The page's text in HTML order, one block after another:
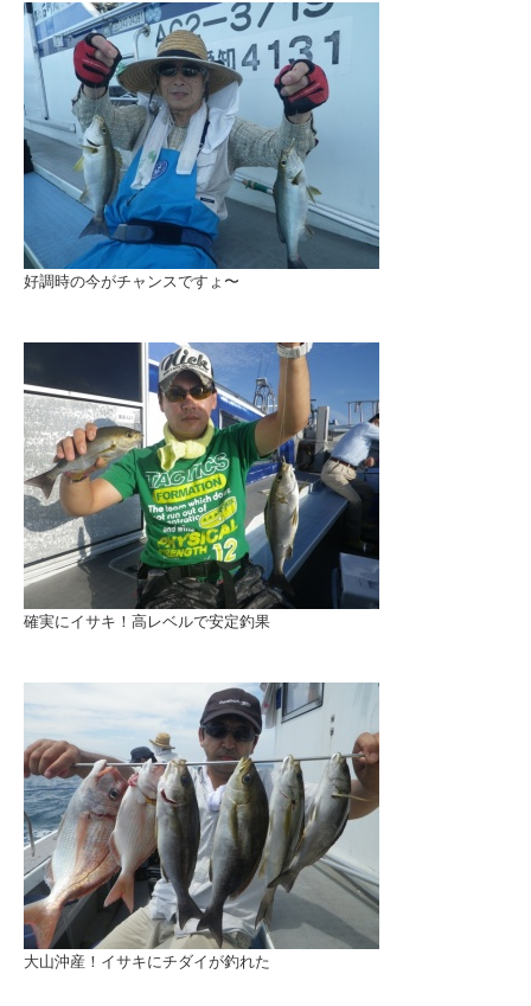
好調時の今がチャンスですょ〜
確実にイサキ！高レベルで安定釣果
大山沖産！イサキにチダイが釣れた